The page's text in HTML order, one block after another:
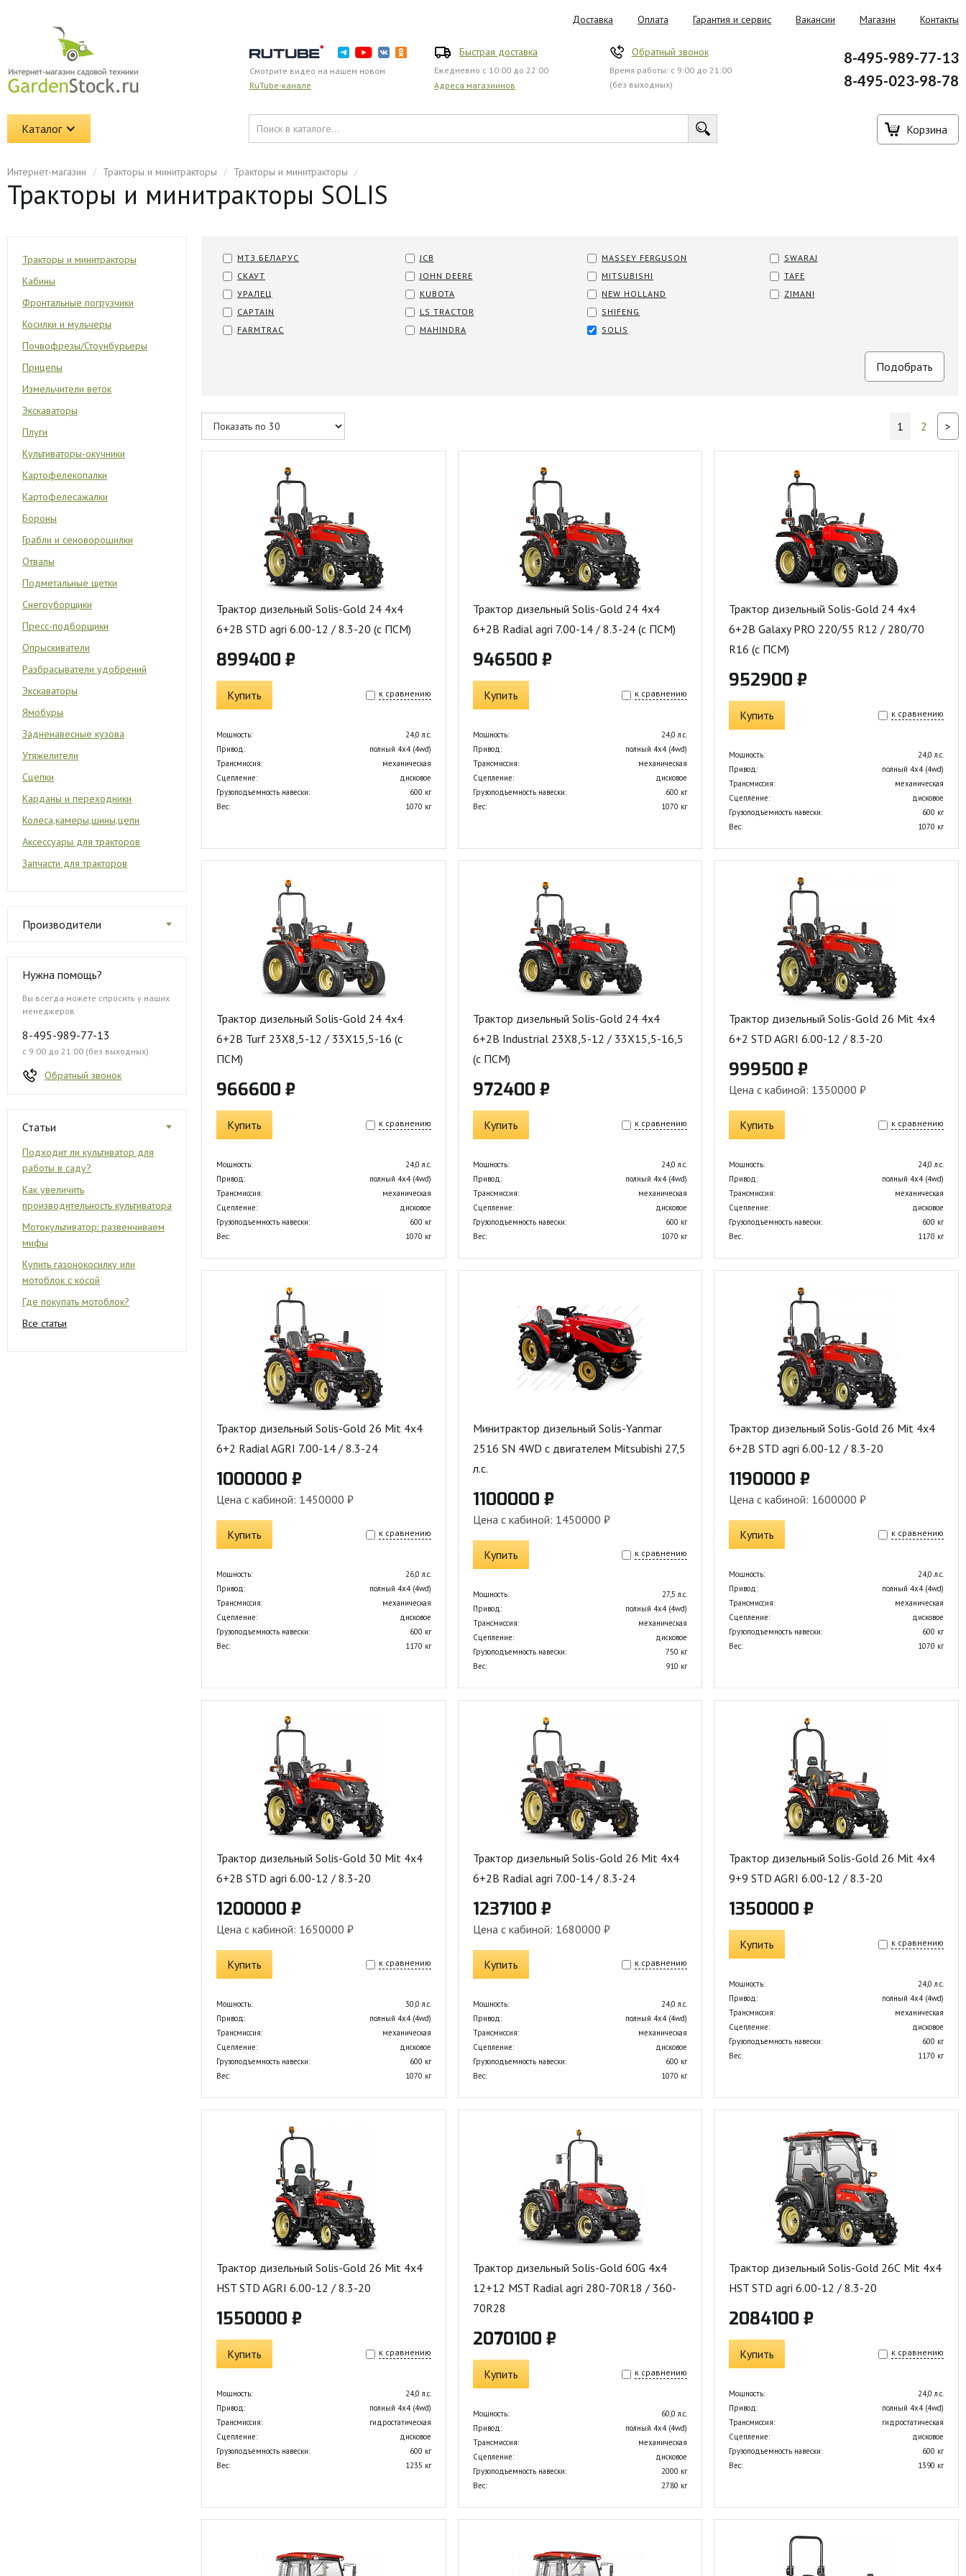
Доставка Оплата Гарантия и сервис Вакансии Магазин Контакты
Смотрите видео на нашем новом
RuTube-канале
Быстрая доставка
Ежедневно с 10:00 до 22:00
Адреса магазиинов
Обратный звонок
Время работы: с 9:00 до 21:00
(без выходных)
8-495-989-77-13
8-495-023-98-78
Каталог Корзина
Интернет-магазин / Тракторы и минитракторы / Тракторы и минитракторы /
Тракторы и минитракторы SOLIS
Тракторы и минитракторы
Кабины
Фронтальные погрузчики
Косилки и мульчеры
Почвофрезы/Стоунбурьеры
Прицепы
Измельчители веток
Экскаваторы
Плуги
Культиваторы-окучники
Картофелекопалки
Картофелесажалки
Бороны
Грабли и сеноворошилки
Отвалы
Подметальные щетки
Снегоуборщики
Пресс-подборщики
Опрыскиватели
Разбрасыватели удобрений
Экскаваторы
Ямобуры
Задненавесные кузова
Утяжелители
Сцепки
Карданы и переходники
Колеса,камеры,шины,цепи
Аксессуары для тракторов
Запчасти для тракторов
Производители
Нужна помощь?
Вы всегда можете спросить у наших
менеджеров
8-495-989-77-13
с 9:00 до 21:00 (без выходных)
Обратный звонок
Статьи
Подходит ли культиватор для
работы в саду?
Как увеличить
производительность культиватора
Мотокультиватор: развенчиваем
мифы
Купить газонокосилку или
мотоблок с косой
Где покупать мотоблок?
Все статьи
МТЗ БЕЛАРУС
СКАУТ
УРАЛЕЦ
CAPTAIN
FARMTRAC
JCB
JOHN DEERE
KUBOTA
LS TRACTOR
MAHINDRA
MASSEY FERGUSON
MITSUBISHI
NEW HOLLAND
SHIFENG
SOLIS
SWARAJ
TAFE
ZIMANI
1 2 >
Трактор дизельный Solis-Gold 24 4x4
6+2B STD agri 6.00-12 / 8.3-20 (с ПСМ)
899400 ₽
Купить к сравнению
Мощность:
24,0 л.с.
Привод:
полный 4х4 (4wd)
Трансмиссия:
механическая
Сцепление:
дисковое
Грузоподъемность навески:
600 кг
Вес:
1070 кг
Трактор дизельный Solis-Gold 24 4x4
6+2B Radial agri 7.00-14 / 8.3-24 (с ПСМ)
946500 ₽
Купить к сравнению
Мощность:
24,0 л.с.
Привод:
полный 4х4 (4wd)
Трансмиссия:
механическая
Сцепление:
дисковое
Грузоподъемность навески:
600 кг
Вес:
1070 кг
Трактор дизельный Solis-Gold 24 4x4
6+2B Galaxy PRO 220/55 R12 / 280/70
R16 (с ПСМ)
952900 ₽
Купить к сравнению
Мощность:
24,0 л.с.
Привод:
полный 4х4 (4wd)
Трансмиссия:
механическая
Сцепление:
дисковое
Грузоподъемность навески:
600 кг
Вес:
1070 кг
Трактор дизельный Solis-Gold 24 4x4
6+2B Turf 23X8,5-12 / 33X15,5-16 (с
ПСМ)
966600 ₽
Купить к сравнению
Мощность:
24,0 л.с.
Привод:
полный 4х4 (4wd)
Трансмиссия:
механическая
Сцепление:
дисковое
Грузоподъемность навески:
600 кг
Вес:
1070 кг
Трактор дизельный Solis-Gold 24 4x4
6+2B Industrial 23X8,5-12 / 33X15,5-16,5
(с ПСМ)
972400 ₽
Купить к сравнению
Мощность:
24,0 л.с.
Привод:
полный 4х4 (4wd)
Трансмиссия:
механическая
Сцепление:
дисковое
Грузоподъемность навески:
600 кг
Вес:
1070 кг
Трактор дизельный Solis-Gold 26 Mit 4x4
6+2 STD AGRI 6.00-12 / 8.3-20
999500 ₽
Цена с кабиной: 1350000 ₽
Купить к сравнению
Мощность:
24,0 л.с.
Привод:
полный 4х4 (4wd)
Трансмиссия:
механическая
Сцепление:
дисковое
Грузоподъемность навески:
600 кг
Вес:
1170 кг
Трактор дизельный Solis-Gold 26 Mit 4x4
6+2 Radial AGRI 7.00-14 / 8.3-24
1000000 ₽
Цена с кабиной: 1450000 ₽
Купить к сравнению
Мощность:
26,0 л.с.
Привод:
полный 4х4 (4wd)
Трансмиссия:
механическая
Сцепление:
дисковое
Грузоподъемность навески:
600 кг
Вес:
1170 кг
Минитрактор дизельный Solis-Yanmar
2516 SN 4WD с двигателем Mitsubishi 27,5
л.с.
1100000 ₽
Цена с кабиной: 1450000 ₽
Купить к сравнению
Мощность:
27,5 л.с.
Привод:
полный 4х4 (4wd)
Трансмиссия:
механическая
Сцепление:
дисковое
Грузоподъемность навески:
750 кг
Вес:
910 кг
Трактор дизельный Solis-Gold 26 Mit 4x4
6+2B STD agri 6.00-12 / 8.3-20
1190000 ₽
Цена с кабиной: 1600000 ₽
Купить к сравнению
Мощность:
24,0 л.с.
Привод:
полный 4х4 (4wd)
Трансмиссия:
механическая
Сцепление:
дисковое
Грузоподъемность навески:
600 кг
Вес:
1070 кг
Трактор дизельный Solis-Gold 30 Mit 4x4
6+2B STD agri 6.00-12 / 8.3-20
1200000 ₽
Цена с кабиной: 1650000 ₽
Купить к сравнению
Мощность:
30,0 л.с.
Привод:
полный 4х4 (4wd)
Трансмиссия:
механическая
Сцепление:
дисковое
Грузоподъемность навески:
600 кг
Вес:
1070 кг
Трактор дизельный Solis-Gold 26 Mit 4x4
6+2B Radial agri 7.00-14 / 8.3-24
1237100 ₽
Цена с кабиной: 1680000 ₽
Купить к сравнению
Мощность:
24,0 л.с.
Привод:
полный 4х4 (4wd)
Трансмиссия:
механическая
Сцепление:
дисковое
Грузоподъемность навески:
600 кг
Вес:
1070 кг
Трактор дизельный Solis-Gold 26 Mit 4x4
9+9 STD AGRI 6.00-12 / 8.3-20
1350000 ₽
Купить к сравнению
Мощность:
24,0 л.с.
Привод:
полный 4х4 (4wd)
Трансмиссия:
механическая
Сцепление:
дисковое
Грузоподъемность навески:
600 кг
Вес:
1170 кг
Трактор дизельный Solis-Gold 26 Mit 4x4
HST STD AGRI 6.00-12 / 8.3-20
1550000 ₽
Купить к сравнению
Мощность:
24,0 л.с.
Привод:
полный 4х4 (4wd)
Трансмиссия:
гидростатическая
Сцепление:
дисковое
Грузоподъемность навески:
600 кг
Вес:
1235 кг
Трактор дизельный Solis-Gold 60G 4x4
12+12 MST Radial аgri 280-70R18 / 360-
70R28
2070100 ₽
Купить к сравнению
Мощность:
60,0 л.с.
Привод:
полный 4х4 (4wd)
Трансмиссия:
механическая
Сцепление:
дисковое
Грузоподъемность навески:
2000 кг
Вес:
2780 кг
Трактор дизельный Solis-Gold 26С Mit 4x4
HST STD agri 6.00-12 / 8.3-20
2084100 ₽
Купить к сравнению
Мощность:
24,0 л.с.
Привод:
полный 4х4 (4wd)
Трансмиссия:
гидростатическая
Сцепление:
дисковое
Грузоподъемность навески:
600 кг
Вес:
1390 кг